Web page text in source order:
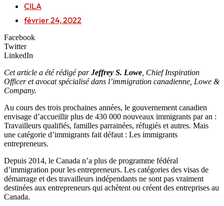
CILA
février 24, 2022
Facebook
Twitter
LinkedIn
Cet article a été rédigé parJeffrey S. Lowe , Chief Inspiration
Officer et avocat spécialisé dans l’immigration canadienne, Lowe &
Company.
Au cours des trois prochaines années, le gouvernement canadien
envisage d’accueillir plus de 430 000 nouveaux immigrants par an :
Travailleurs qualifiés, familles parrainées, réfugiés et autres. Mais
une catégorie d’immigrants fait défaut : Les immigrants
entrepreneurs.
Depuis 2014, le Canada n’a plus de programme fédéral
d’immigration pour les entrepreneurs. Les catégories des visas de
démarrage et des travailleurs indépendants ne sont pas vraiment
destinées aux entrepreneurs qui achètent ou créent des entreprises au
Canada.